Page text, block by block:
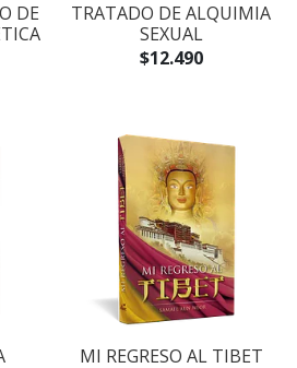
DE
TRATADO DE ALQUIMIA
SEXUAL
$12.490
MI REGRESO AL TIBET